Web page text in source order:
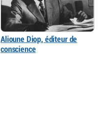
Alioune Diop, éditeur de
conscience